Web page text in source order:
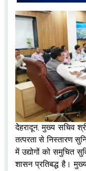
देेहरादून, मुख्य सचिव
तत्परता से निस्तारण
में उद्योगों को समुचित
शासन प्रतिबद्ध है।